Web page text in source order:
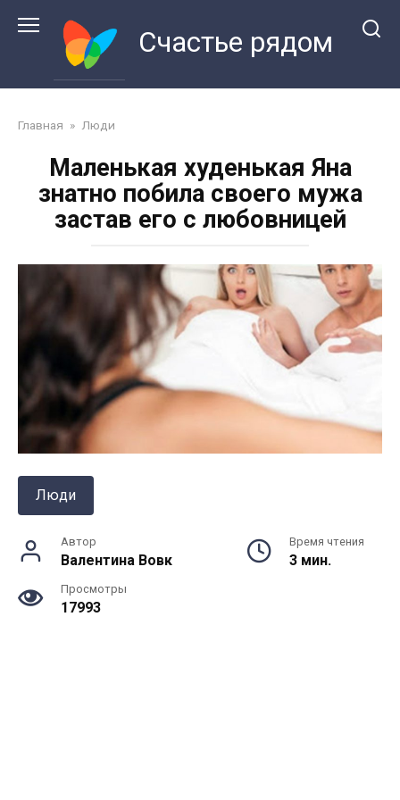
Счастье рядом
Главная » Люди
Маленькая худенькая Яна
знатно побила своего мужа
застав его с любовницей
Люди
Автор
Валентина Вовк
Время чтения
3 мин.
Просмотры
17993